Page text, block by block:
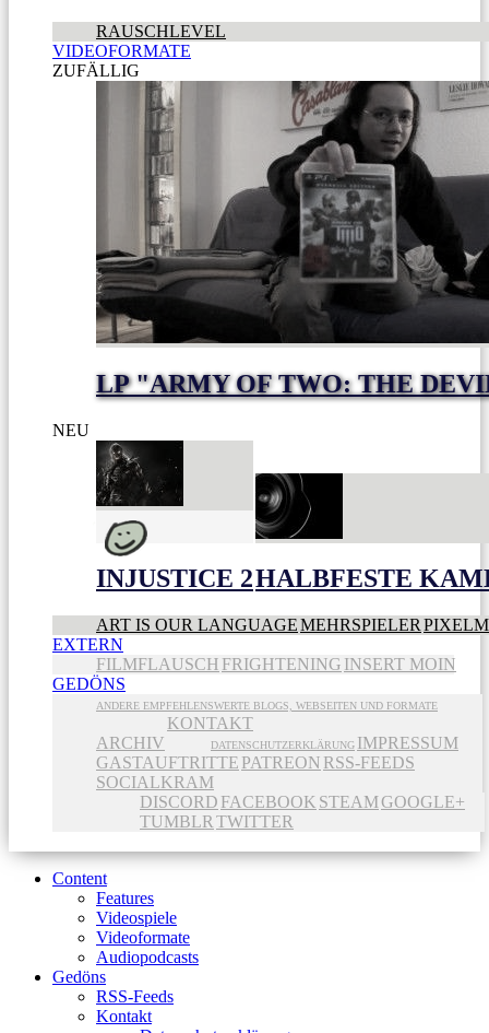
RAUSCHLEVEL
VIDEOFORMATE
ZUFÄLLIG
LP "ARMY OF TWO: THE
NEU
INJUSTICE 2HALBFESTE
ART IS OUR LANGUAGEMEHRSPIELER
EXTERN
FILMFLAUSCH FRIGHTENING INSERT MOIN
GEDÖNS
ANDERE EMPFEHLENSWERTE BLOGS, WEBSEITEN UND FORMATE
ARCHIV
KONTAKT
DATENSCHUTZERKLÄRUNG IMPRESSUM
GASTAUFTRITTE PATREON RSS-FEEDS
SOCIALKRAM
DISCORD FACEBOOK STEAMGOOGLE+
TUMBLR TWITTER
Content
Features
Videospiele
Videoformate
Audiopodcasts
Gedöns
RSS-Feeds
Kontakt